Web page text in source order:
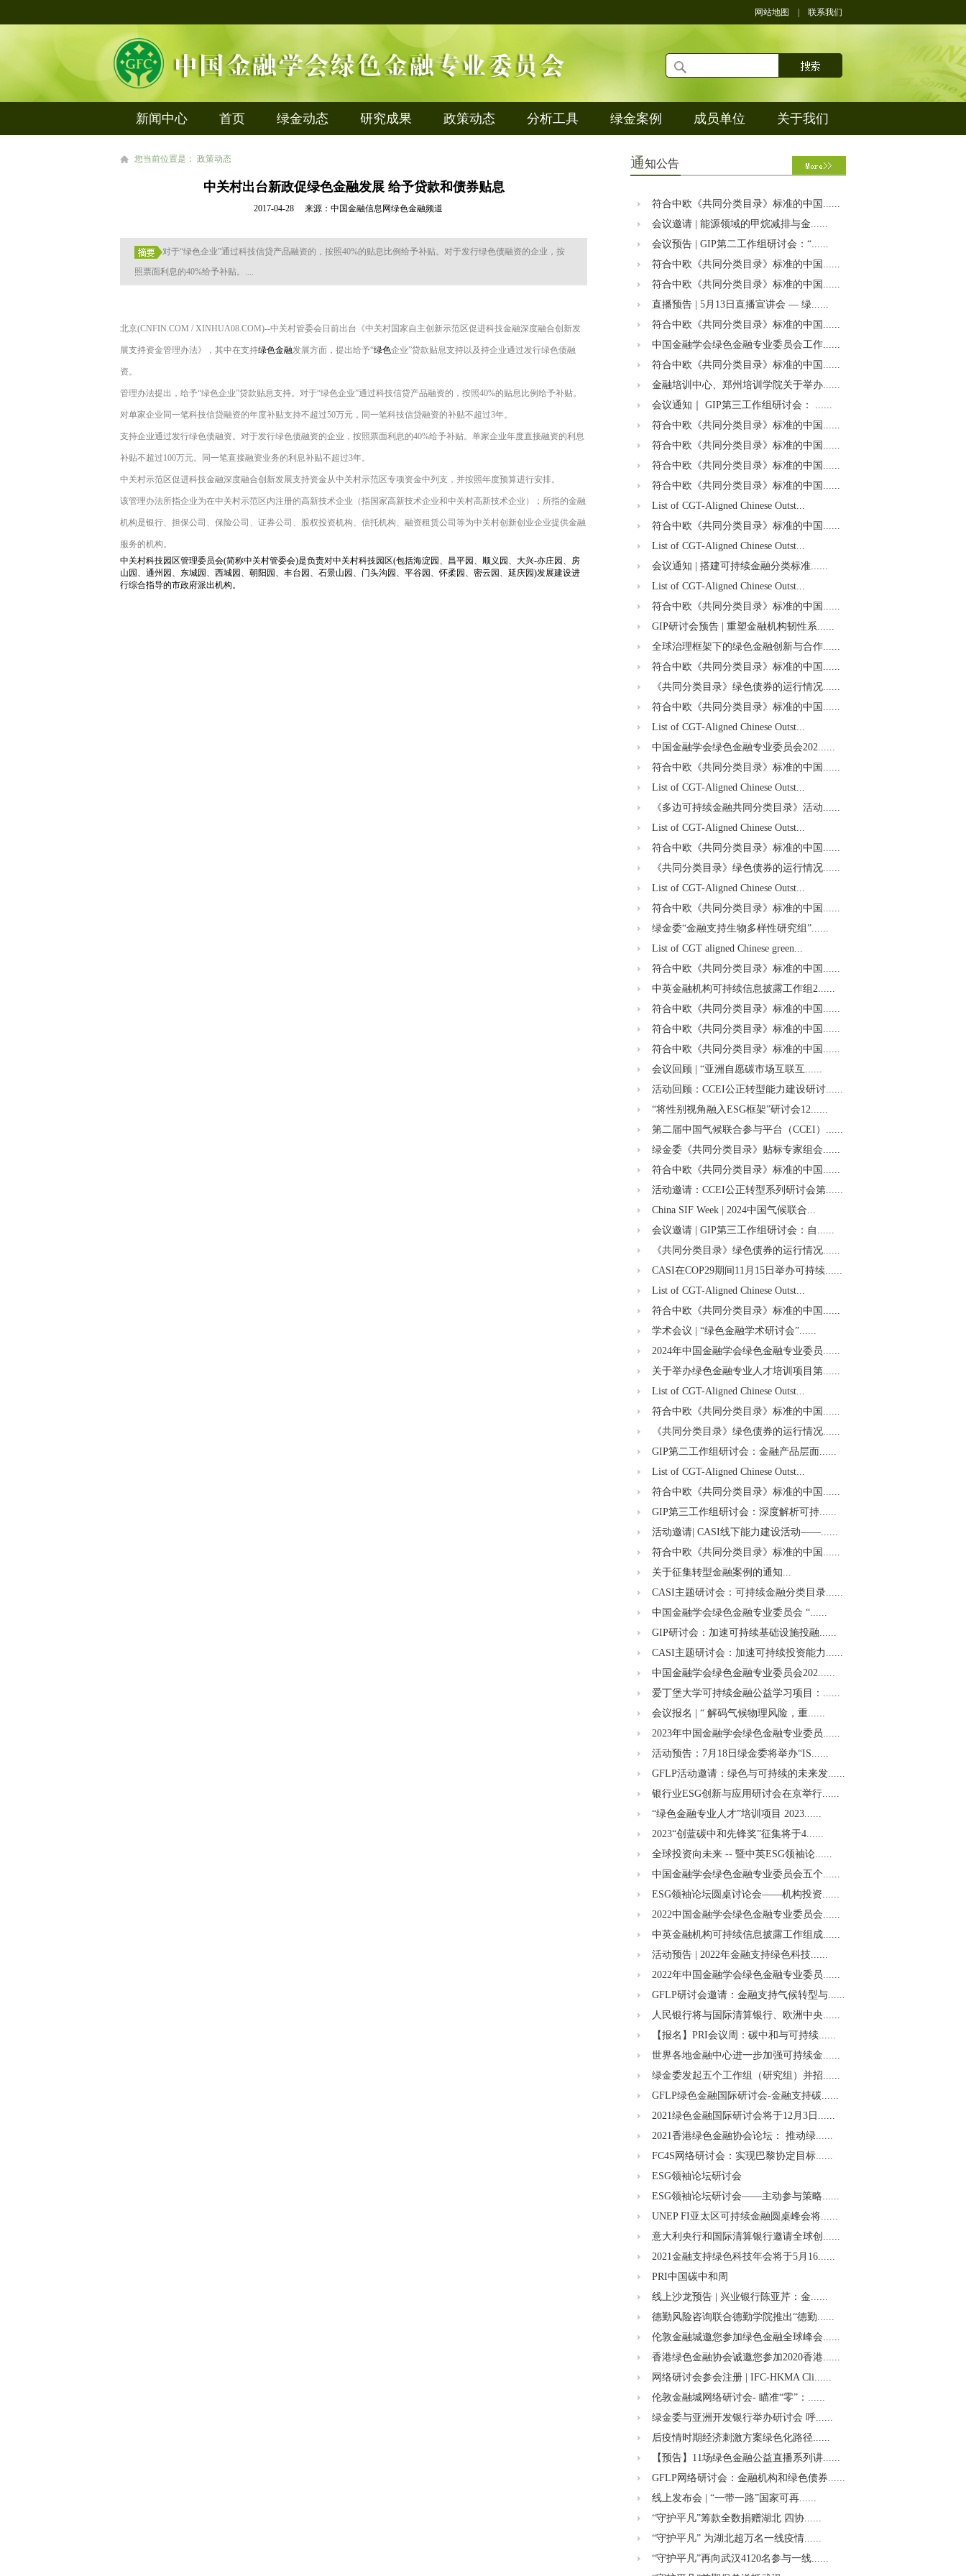
网站地图 联系我们
新闻中心 首页 绿金动态 研究成果 政策动态 分析工具 绿金案例 成员单位 关于我们
您当前位置是： 政策动态
中关村出台新政促绿色金融发展 给予贷款和债券贴息
2017-04-28 来源：中国金融信息网绿色金融频道
对于“绿色企业”通过科技信贷产品融资的，按照40%的贴息比例给予补贴。对于发行绿色债融资的企业，按
照票面利息的40%给予补贴。....
北京(CNFIN.COM / XINHUA08.COM)--中关村管委会日前出台《中关村国家自主创新示范区促进科技金融深度融合创新发
展支持资金管理办法》，其中在支持绿色金融发展方面，提出给予“绿色企业”贷款贴息支持以及持企业通过发行绿色债融
资。
管理办法提出，给予“绿色企业”贷款贴息支持。对于“绿色企业”通过科技信贷产品融资的，按照40%的贴息比例给予补贴。
对单家企业同一笔科技信贷融资的年度补贴支持不超过50万元，同一笔科技信贷融资的补贴不超过3年。
支持企业通过发行绿色债融资。对于发行绿色债融资的企业，按照票面利息的40%给予补贴。单家企业年度直接融资的利息
补贴不超过100万元。同一笔直接融资业务的利息补贴不超过3年。
中关村示范区促进科技金融深度融合创新发展支持资金从中关村示范区专项资金中列支，并按照年度预算进行安排。
该管理办法所指企业为在中关村示范区内注册的高新技术企业（指国家高新技术企业和中关村高新技术企业）；所指的金融
机构是银行、担保公司、保险公司、证券公司、股权投资机构、信托机构、融资租赁公司等为中关村创新创业企业提供金融
服务的机构。
中关村科技园区管理委员会(简称中关村管委会)是负责对中关村科技园区(包括海淀园、昌平园、顺义园、大兴-亦庄园、房
山园、通州园、东城园、西城园、朝阳园、丰台园、石景山园、门头沟园、平谷园、怀柔园、密云园、延庆园)发展建设进
行综合指导的市政府派出机构。
通知公告
符合中欧《共同分类目录》标准的中国......
会议邀请 | 能源领域的甲烷减排与金......
会议预告 | GIP第二工作组研讨会：“......
符合中欧《共同分类目录》标准的中国......
符合中欧《共同分类目录》标准的中国......
直播预告 | 5月13日直播宣讲会 — 绿......
符合中欧《共同分类目录》标准的中国......
中国金融学会绿色金融专业委员会工作......
符合中欧《共同分类目录》标准的中国......
金融培训中心、郑州培训学院关于举办......
会议通知｜ GIP第三工作组研讨会： ......
符合中欧《共同分类目录》标准的中国......
符合中欧《共同分类目录》标准的中国......
符合中欧《共同分类目录》标准的中国......
符合中欧《共同分类目录》标准的中国......
List of CGT-Aligned Chinese Outst...
符合中欧《共同分类目录》标准的中国......
List of CGT-Aligned Chinese Outst...
会议通知 | 搭建可持续金融分类标准......
List of CGT-Aligned Chinese Outst...
符合中欧《共同分类目录》标准的中国......
GIP研讨会预告 | 重塑金融机构韧性系......
全球治理框架下的绿色金融创新与合作......
符合中欧《共同分类目录》标准的中国......
《共同分类目录》绿色债券的运行情况......
符合中欧《共同分类目录》标准的中国......
List of CGT-Aligned Chinese Outst...
中国金融学会绿色金融专业委员会202......
符合中欧《共同分类目录》标准的中国......
List of CGT-Aligned Chinese Outst...
《多边可持续金融共同分类目录》活动......
List of CGT-Aligned Chinese Outst...
符合中欧《共同分类目录》标准的中国......
《共同分类目录》绿色债券的运行情况......
List of CGT-Aligned Chinese Outst...
符合中欧《共同分类目录》标准的中国......
绿金委“金融支持生物多样性研究组”......
List of CGT aligned Chinese green...
符合中欧《共同分类目录》标准的中国......
中英金融机构可持续信息披露工作组2......
符合中欧《共同分类目录》标准的中国......
符合中欧《共同分类目录》标准的中国......
符合中欧《共同分类目录》标准的中国......
会议回顾 | “亚洲自愿碳市场互联互......
活动回顾：CCEI公正转型能力建设研讨......
“将性别视角融入ESG框架”研讨会12......
第二届中国气候联合参与平台（CCEI）......
绿金委《共同分类目录》贴标专家组会......
符合中欧《共同分类目录》标准的中国......
活动邀请：CCEI公正转型系列研讨会第......
China SIF Week | 2024中国气候联合...
会议邀请 | GIP第三工作组研讨会：自......
《共同分类目录》绿色债券的运行情况......
CASI在COP29期间11月15日举办可持续......
List of CGT-Aligned Chinese Outst...
符合中欧《共同分类目录》标准的中国......
学术会议 | “绿色金融学术研讨会”......
2024年中国金融学会绿色金融专业委员......
关于举办绿色金融专业人才培训项目第......
List of CGT-Aligned Chinese Outst...
符合中欧《共同分类目录》标准的中国......
《共同分类目录》绿色债券的运行情况......
GIP第二工作组研讨会：金融产品层面......
List of CGT-Aligned Chinese Outst...
符合中欧《共同分类目录》标准的中国......
GIP第三工作组研讨会：深度解析可持......
活动邀请| CASI线下能力建设活动——......
符合中欧《共同分类目录》标准的中国......
关于征集转型金融案例的通知...
CASI主题研讨会：可持续金融分类目录......
中国金融学会绿色金融专业委员会 “......
GIP研讨会：加速可持续基础设施投融......
CASI主题研讨会：加速可持续投资能力......
中国金融学会绿色金融专业委员会202......
爱丁堡大学可持续金融公益学习项目：......
会议报名 | “ 解码气候物理风险，重......
2023年中国金融学会绿色金融专业委员......
活动预告：7月18日绿金委将举办“IS......
GFLP活动邀请：绿色与可持续的未来发......
银行业ESG创新与应用研讨会在京举行......
“绿色金融专业人才”培训项目 2023......
2023“创蓝碳中和先锋奖”征集将于4......
全球投资向未来 -- 暨中英ESG领袖论......
中国金融学会绿色金融专业委员会五个......
ESG领袖论坛圆桌讨论会——机构投资......
2022中国金融学会绿色金融专业委员会......
中英金融机构可持续信息披露工作组成......
活动预告 | 2022年金融支持绿色科技......
2022年中国金融学会绿色金融专业委员......
GFLP研讨会邀请：金融支持气候转型与......
人民银行将与国际清算银行、欧洲中央......
【报名】PRI会议周：碳中和与可持续......
世界各地金融中心进一步加强可持续金......
绿金委发起五个工作组（研究组）并招......
GFLP绿色金融国际研讨会-金融支持碳......
2021绿色金融国际研讨会将于12月3日......
2021香港绿色金融协会论坛： 推动绿......
​FC4S网络研讨会：实现巴黎协定目标......
ESG领袖论坛研讨会
ESG领袖论坛研讨会——主动参与策略......
UNEP FI亚太区可持续金融圆桌峰会将......
意大利央行和国际清算银行邀请全球创......
2021金融支持绿色科技年会将于5月16......
PRI中国碳中和周
线上沙龙预告 | 兴业银行陈亚芹：金......
德勤风险咨询联合德勤学院推出“德勤......
伦敦金融城邀您参加绿色金融全球峰会......
香港绿色金融协会诚邀您参加2020香港......
网络研讨会参会注册 | IFC-HKMA Cli......
伦敦金融城网络研讨会- 瞄准“零”：......
绿金委与亚洲开发银行举办研讨会 呼......
后疫情时期经济刺激方案绿色化路径......
【预告】11场绿色金融公益直播系列讲......
GFLP网络研讨会：金融机构和绿色债券......
线上发布会 | “一带一路”国家可再......
“守护平凡”筹款全数捐赠湖北 四协......
“守护平凡” 为湖北超万名一线疫情......
“守护平凡”再向武汉4120名参与一线......